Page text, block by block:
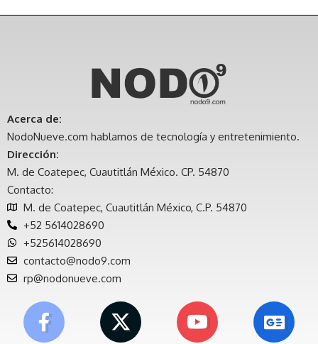
Acerca de:
NodoNueve.com hablamos de tecnología y entretenimiento.
Dirección:
M. de Coatepec, Cuautitlán México. CP. 54870
Contacto:
M. de Coatepec, Cuautitlán México, C.P. 54870
+52 5614028690
+525614028690
contacto@nodo9.com
rp@nodonueve.com